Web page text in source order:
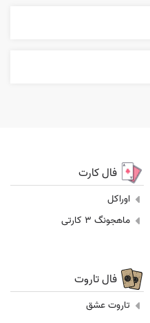
فال کارت
اوراکل
ماهجونگ 3 کارتی
فال تاروت
تاروت عشق